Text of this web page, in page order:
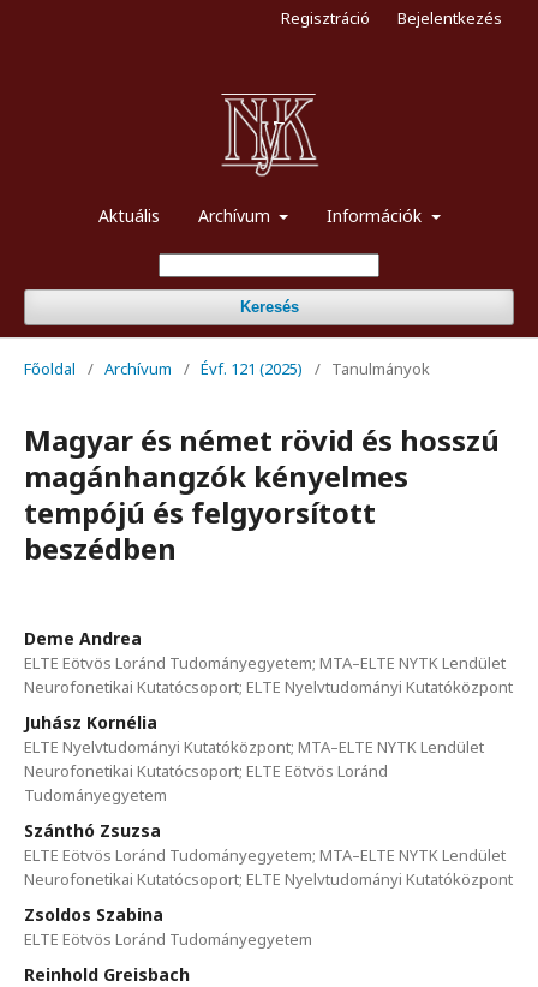
Aktuális Archívum Információk
Keresés
Regisztráció Bejelentkezés
Főoldal / Archívum / Évf. 121 (2025) / Tanulmányok
Magyar és német rövid és hosszú
magánhangzók kényelmes
tempójú és felgyorsított
beszédben
Deme Andrea
ELTE Eötvös Loránd Tudományegyetem; MTA–ELTE NYTK Lendület
Neurofonetikai Kutatócsoport; ELTE Nyelvtudományi Kutatóközpont
Juhász Kornélia
ELTE Nyelvtudományi Kutatóközpont; MTA–ELTE NYTK Lendület
Neurofonetikai Kutatócsoport; ELTE Eötvös Loránd
Tudományegyetem
Szánthó Zsuzsa
ELTE Eötvös Loránd Tudományegyetem; MTA–ELTE NYTK Lendület
Neurofonetikai Kutatócsoport; ELTE Nyelvtudományi Kutatóközpont
Zsoldos Szabina
ELTE Eötvös Loránd Tudományegyetem
Reinhold Greisbach